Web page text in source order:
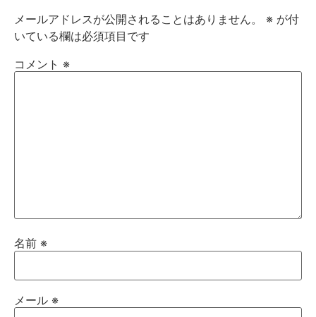
メールアドレスが公開されることはありません。 ※ が付
いている欄は必須項目です
コメント ※
名前 ※
メール ※